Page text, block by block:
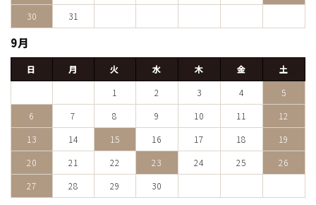
30
31
9月
日 月 火 水 木 金
土
1
2 3 4
5
6
7 8 9 10 11
12
13
14 15 16 17 18
19
20
21 22 23 24 25
26
27
28 29 30